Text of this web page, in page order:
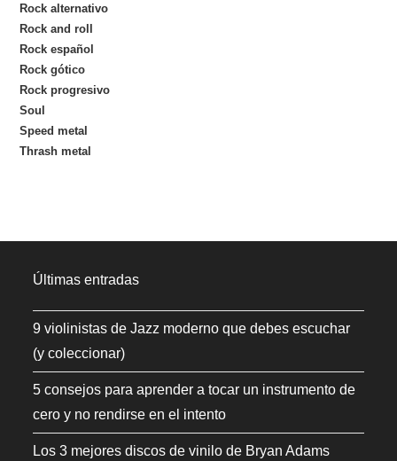
Rock alternativo
Rock and roll
Rock español
Rock gótico
Rock progresivo
Soul
Speed metal
Thrash metal
Últimas entradas
9 violinistas de Jazz moderno que debes escuchar
(y coleccionar)
5 consejos para aprender a tocar un instrumento de
cero y no rendirse en el intento
Los 3 mejores discos de vinilo de Bryan Adams